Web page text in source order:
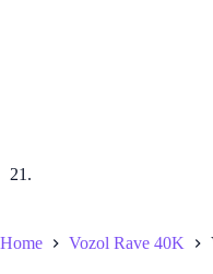
Home Vozol Rave 40K